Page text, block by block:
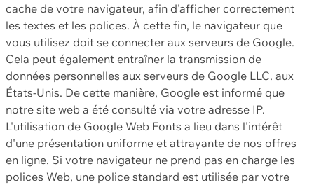
cache de votre navigateur, afin d'afficher correctement
les textes et les polices. À cette fin, le navigateur que
vous utilisez doit se connecter aux serveurs de Google.
Cela peut également entraîner la transmission de
données personnelles aux serveurs de Google LLC. aux
États-Unis. De cette manière, Google est informé que
notre site web a été consulté via votre adresse IP.
L'utilisation de Google Web Fonts a lieu dans l'intérêt
d'une présentation uniforme et attrayante de nos offres
en ligne. Si votre navigateur ne prend pas en charge les
polices Web, une police standard est utilisée par votre